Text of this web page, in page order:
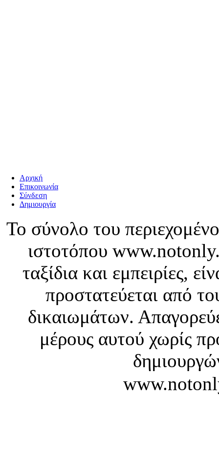
Αρχική
Επικοινωνία
Σύνδεση
Δημιουργία
Το σύνολο του
ιστοτόπου
ταξίδια και εμπειρίες,
προστατεύεται από
δικαιωμάτων.
μέρους αυτού χωρίς